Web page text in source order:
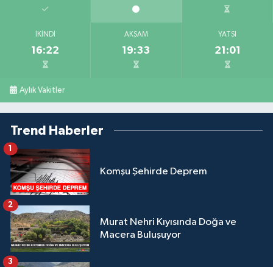
İKINDI
16:22
AKŞAM
19:33
YATSI
21:01
Aylık Vakitler
Trend Haberler
Komşu Şehirde Deprem
1
Murat Nehri Kıyısında Doğa ve
Macera Buluşuyor
2
3